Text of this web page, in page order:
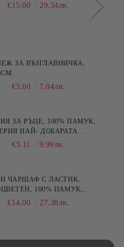
€15.00 29.34лв.
ЗА ВЪЗГЛАВНИЧКА,
€3.60 7.04лв.
ЗА РЪЦЕ, 100% ПАМУК,
НАЙ- ДОБАРАТА
БАБА , РАЗМЕР:
€5.11 9.99лв.
ЧАРШАФ С ЛАСТИК,
100% ПАМУК,
РАЗМЕРИ
€14.00 27.38лв.